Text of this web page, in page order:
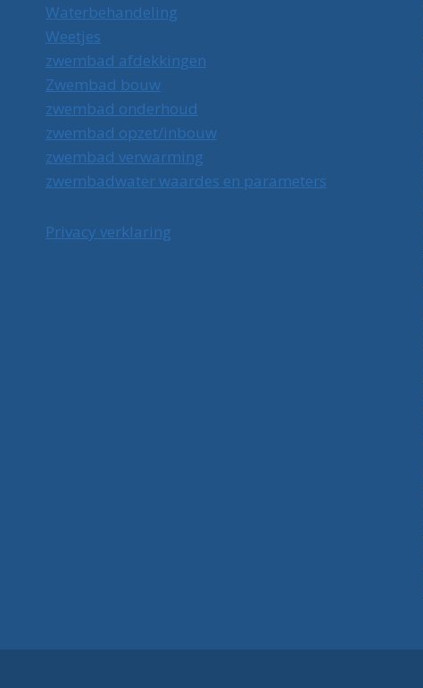
Waterbehandeling
Weetjes
zwembad afdekkingen
Zwembad bouw
zwembad onderhoud
zwembad opzet/inbouw
zwembad verwarming
zwembadwater waardes en parameters
Privacy verklaring